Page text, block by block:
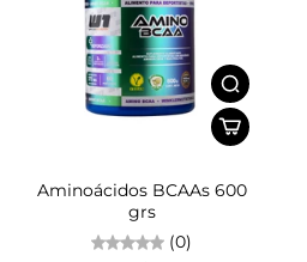
Aminoácidos BCAAs 600
grs
(0)